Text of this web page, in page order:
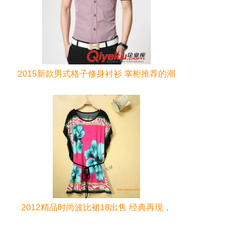
2015新款男式格子修身衬衫 掌柜推荐的潮
2012精品时尚波比裙18出售 经典再现，